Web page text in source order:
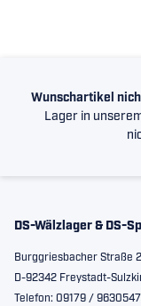
Wunschartikel
Lager in
DS-Wälzlager & DS-
Burggriesbacher Straße 2
D-92342 Freystadt-
Telefon: 09179 / 9630547